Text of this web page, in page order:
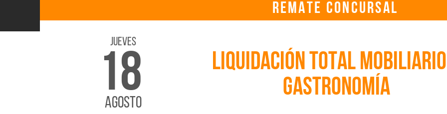
REMATE CONCURSAL
AGOSTO
18
Jueves
LIQUIDACIÓN TOTAL
GASTRONOMÍA